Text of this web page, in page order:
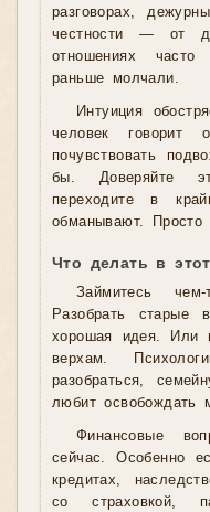
разговорах,
честности — от
отношениях
раньше молчали.
Интуиция
человек
почувствовать
бы. Доверяйте
переходите в
обманывают. Просто
Что делать в
Займитесь
Разобрать
хорошая идея. Или
верхам.
разобраться,
любит освобождать
Финансовые
сейчас. Особенно
кредитах,
со страховкой,